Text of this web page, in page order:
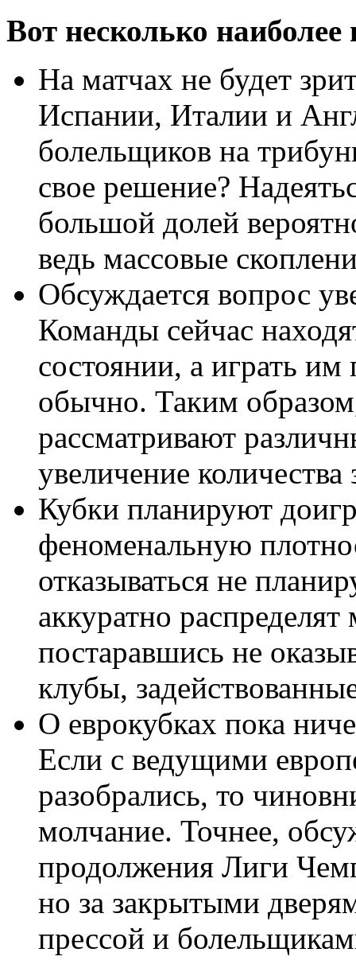
Вот несколько
На матчах не будет
Испании, Италии и
болельщиков на
свое решение?
большой долей
ведь массовые
Обсуждается вопрос
Команды сейчас
состоянии, а играть
обычно. Таким
рассматривают
увеличение
Кубки планируют
феноменальную
отказываться не
аккуратно
постаравшись не
клубы,
О еврокубках пока
Если с ведущими
разобрались, то
молчание. Точнее,
продолжения Лиги
но за закрытыми
прессой и